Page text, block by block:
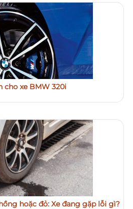
cho xe BMW 320i
hoặc đỏ: Xe đang gặp lỗi gì?